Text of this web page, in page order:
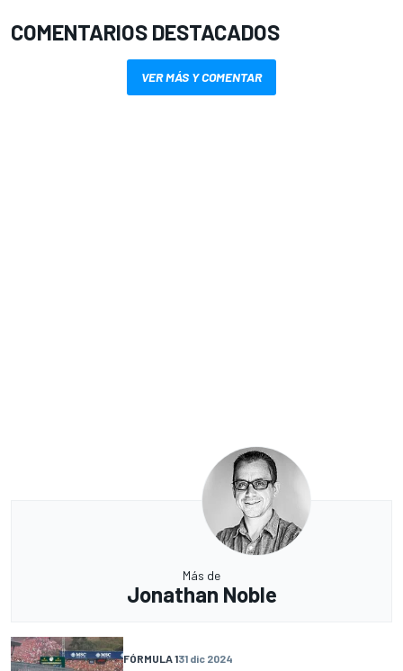
COMENTARIOS DESTACADOS
VER MÁS Y COMENTAR
Más de
Jonathan Noble
FÓRMULA 131 dic 2024